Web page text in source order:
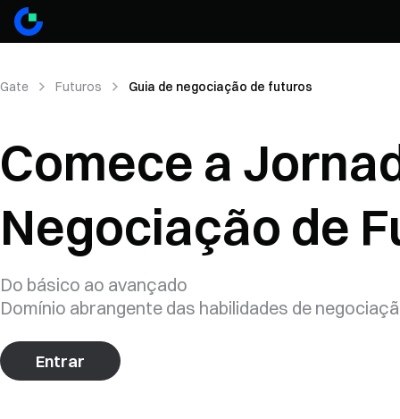
Gate Futuros Guia de negociação de futuros
Comece a
Negociação de
Do básico ao avançado
Domínio abrangente das habilidades de
Entrar